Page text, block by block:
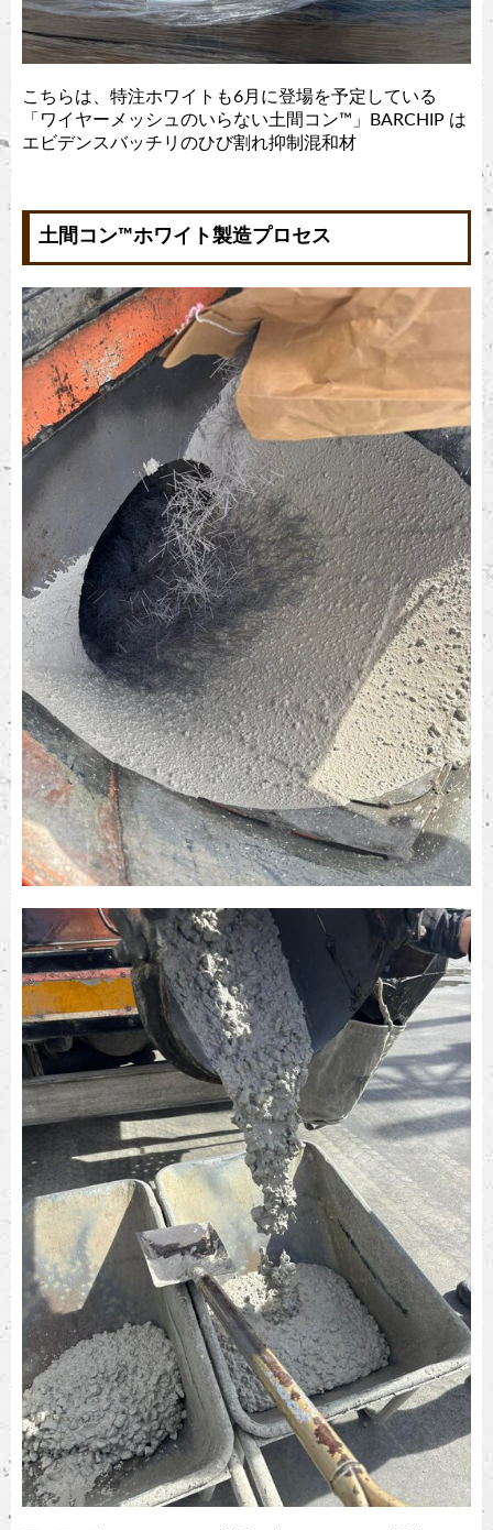
こちらは、特注ホワイトも6月に登場を予定している
「ワイヤーメッシュのいらない土間コン™︎」BARCHIP は
エビデンスバッチリのひび割れ抑制混和材
土間コン™︎ホワイト製造プロセス